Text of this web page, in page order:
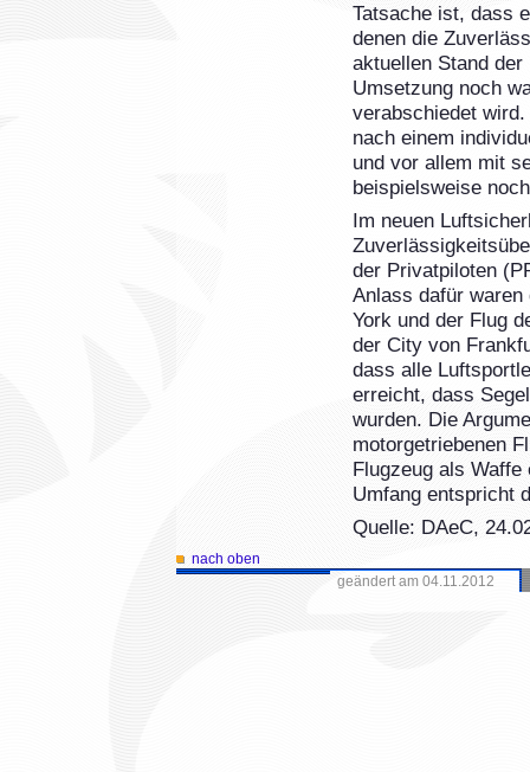
Tatsache ist, dass
denen die
aktuellen Stand
Umsetzung noch
verabschiedet
nach einem
und vor allem mit
beispielsweise
Im neuen
der Privatpiloten
Anlass dafür waren
York und der Flug
der City von
dass alle
erreicht, dass
wurden. Die
motorgetriebenen
Flugzeug als
Umfang entspricht
Quelle: DAeC,
nach oben
geändert am 04.11.2012